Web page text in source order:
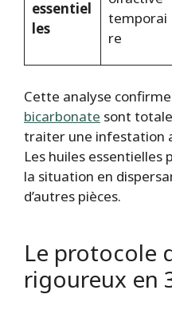
essentiel
les
temporai
re
Cette analyse
bicarbonate sont
traiter une infestation
Les huiles
la situation en
d’autres pièces.
Le protocole
rigoureux en